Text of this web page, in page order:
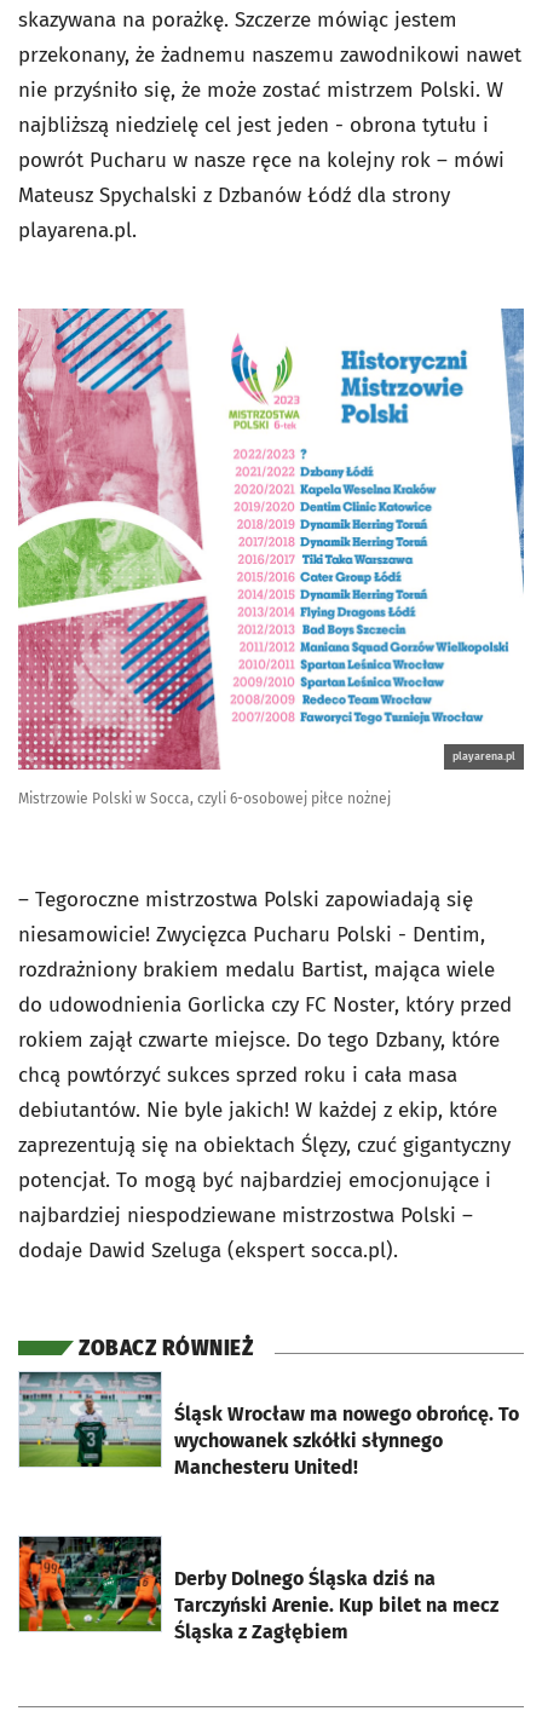
skazywana na porażkę. Szczerze mówiąc jestem
przekonany, że żadnemu naszemu zawodnikowi nawet
nie przyśniło się, że może zostać mistrzem Polski. W
najbliższą niedzielę cel jest jeden - obrona tytułu i
powrót Pucharu w nasze ręce na kolejny rok – mówi
Mateusz Spychalski z Dzbanów Łódź dla strony
playarena.pl.
playarena.pl
Mistrzowie Polski w Socca, czyli 6-osobowej piłce nożnej
– Tegoroczne mistrzostwa Polski zapowiadają się
niesamowicie! Zwycięzca Pucharu Polski - Dentim,
rozdrażniony brakiem medalu Bartist, mająca wiele
do udowodnienia Gorlicka czy FC Noster, który przed
rokiem zajął czwarte miejsce. Do tego Dzbany, które
chcą powtórzyć sukces sprzed roku i cała masa
debiutantów. Nie byle jakich! W każdej z ekip, które
zaprezentują się na obiektach Ślęzy, czuć gigantyczny
potencjał. To mogą być najbardziej emocjonujące i
najbardziej niespodziewane mistrzostwa Polski –
dodaje Dawid Szeluga (ekspert socca.pl).
ZOBACZ RÓWNIEŻ
Śląsk Wrocław ma nowego obrońcę. To
wychowanek szkółki słynnego
Manchesteru United!
otworzy się w nowej karcie
Derby Dolnego Śląska dziś na
Tarczyński Arenie. Kup bilet na mecz
Śląska z Zagłębiem
otworzy się w nowej karcie